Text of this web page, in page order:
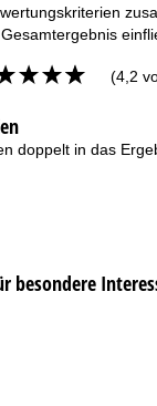
(4,2
doppelt in das
besondere